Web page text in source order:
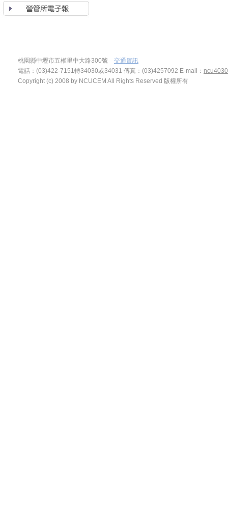
桃園縣中壢市五權里中大路300號 交通資訊
電話：(03)422-7151轉34030或34031 傳真：(03)4257092 E-mail：
Copyright (c) 2008 by NCUCEM All Rights Reserved 版權所有